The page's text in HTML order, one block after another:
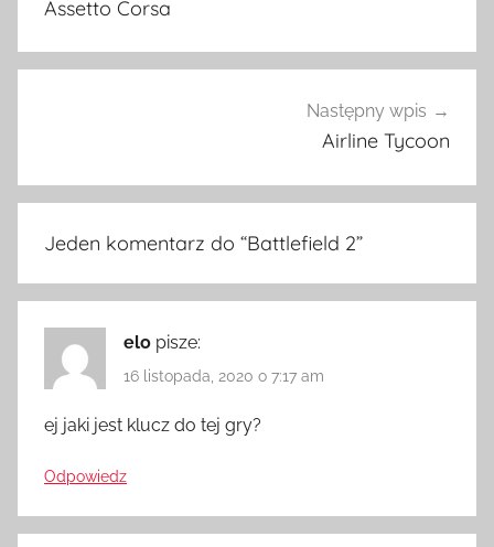
Assetto Corsa
Następny wpis
Airline Tycoon
Jeden komentarz do “Battlefield 2”
elo pisze:
16 listopada, 2020 o 7:17 am
ej jaki jest klucz do tej gry?
Odpowiedz